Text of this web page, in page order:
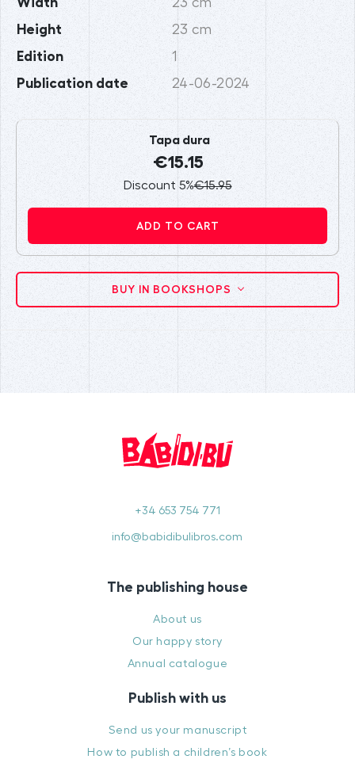
Height 23 cm
Edition 1
Publication date 24-06-2024
Tapa dura
€15.15
Discount 5%€15.95
ADD TO CART
BUY IN BOOKSHOPS
+34 653 754 771
info@babidibulibros.com
The publishing house
About us
Our happy story
Annual catalogue
Publish with us
Send us your manuscript
How to publish a children’s book